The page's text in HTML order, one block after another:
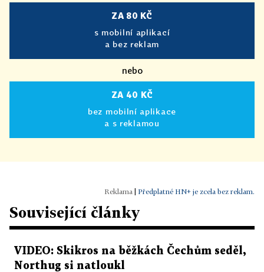
ZA 80 KČ
s mobilní aplikací
a bez reklam
nebo
ZA 40 KČ
bez mobilní aplikace
a s reklamou
Předplatné HN+ je zcela bez reklam.
Související články
VIDEO: Skikros na běžkách Čechům seděl,
Northug si natloukl